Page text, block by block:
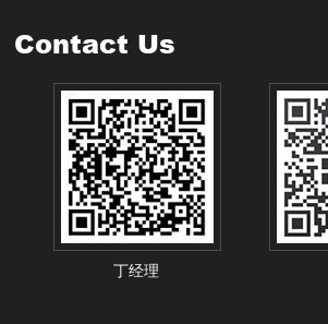
Contact Us
丁经理